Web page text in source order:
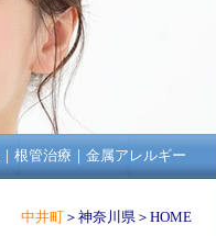
｜ 根管治療 ｜ 金属アレルギー
中井町 ＞ 神奈川県 ＞ HOME